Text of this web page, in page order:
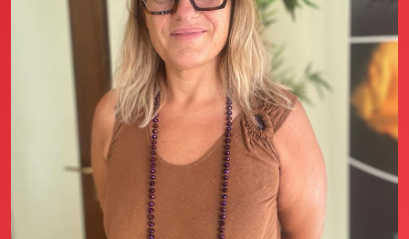
La fondatrice Valeria Pilla
Annunci Donne
Agenzia matrimoniale Club di Più
Love Notebook
Il libro Donna di Cuori
Quanto costa Club di Più
Love Academy
Domande Frequenti